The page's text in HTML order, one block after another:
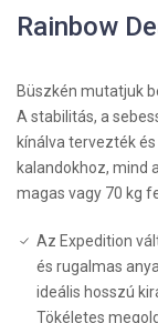
Rainbow
Büszkén mutatjuk
A stabilitás, a
kínálva tervezték
kalandokhoz, mind
magas vagy 70 kg
Az Expedition
és rugalmas
ideális hosszú
Tökéletes